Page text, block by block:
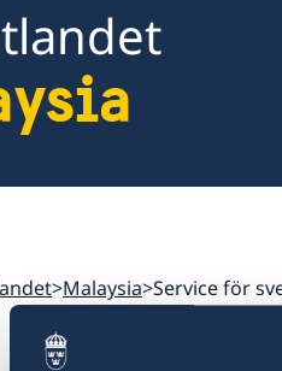
Malaysia Service för